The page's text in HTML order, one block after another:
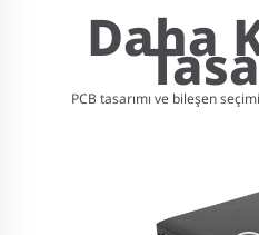
Daha
PCB tasarımı ve bileşen